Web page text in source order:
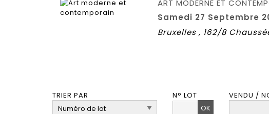
ART MODERNE ET
Samedi 27 Septembre
Bruxelles , 162/8
TRIER PAR
N° LOT
OK
VENDU /